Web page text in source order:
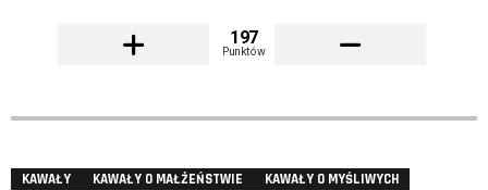
197
Punktów
KAWAŁY KAWAŁY O MAŁŻEŃSTWIE KAWAŁY O MYŚLIWYCH